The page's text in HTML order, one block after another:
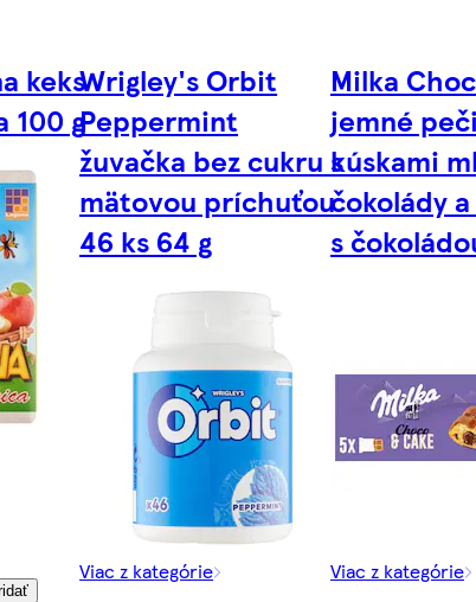
keks
100 g
Wrigley's Orbit
Peppermint
žuvačka bez cukru s
mätovou príchuťou
46 ks 64 g
Viac z kategórie
Milka
jemné
kúskami
čokolády
s
Viac z kategórie